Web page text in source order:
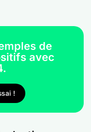
de
avec
!